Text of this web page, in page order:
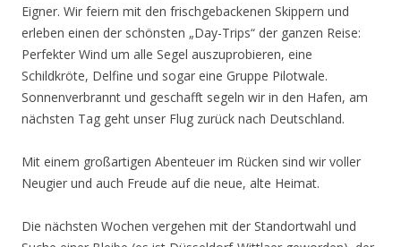
Eigner. Wir feiern mit den frischgebackenen Skippern und
erleben einen der schönsten „Day-Trips“ der ganzen Reise:
Perfekter Wind um alle Segel auszuprobieren, eine
Schildkröte, Delfine und sogar eine Gruppe Pilotwale.
Sonnenverbrannt und geschafft segeln wir in den Hafen, am
nächsten Tag geht unser Flug zurück nach Deutschland.
Mit einem großartigen Abenteuer im Rücken sind wir voller
Neugier und auch Freude auf die neue, alte Heimat.
Die nächsten Wochen vergehen mit der Standortwahl und